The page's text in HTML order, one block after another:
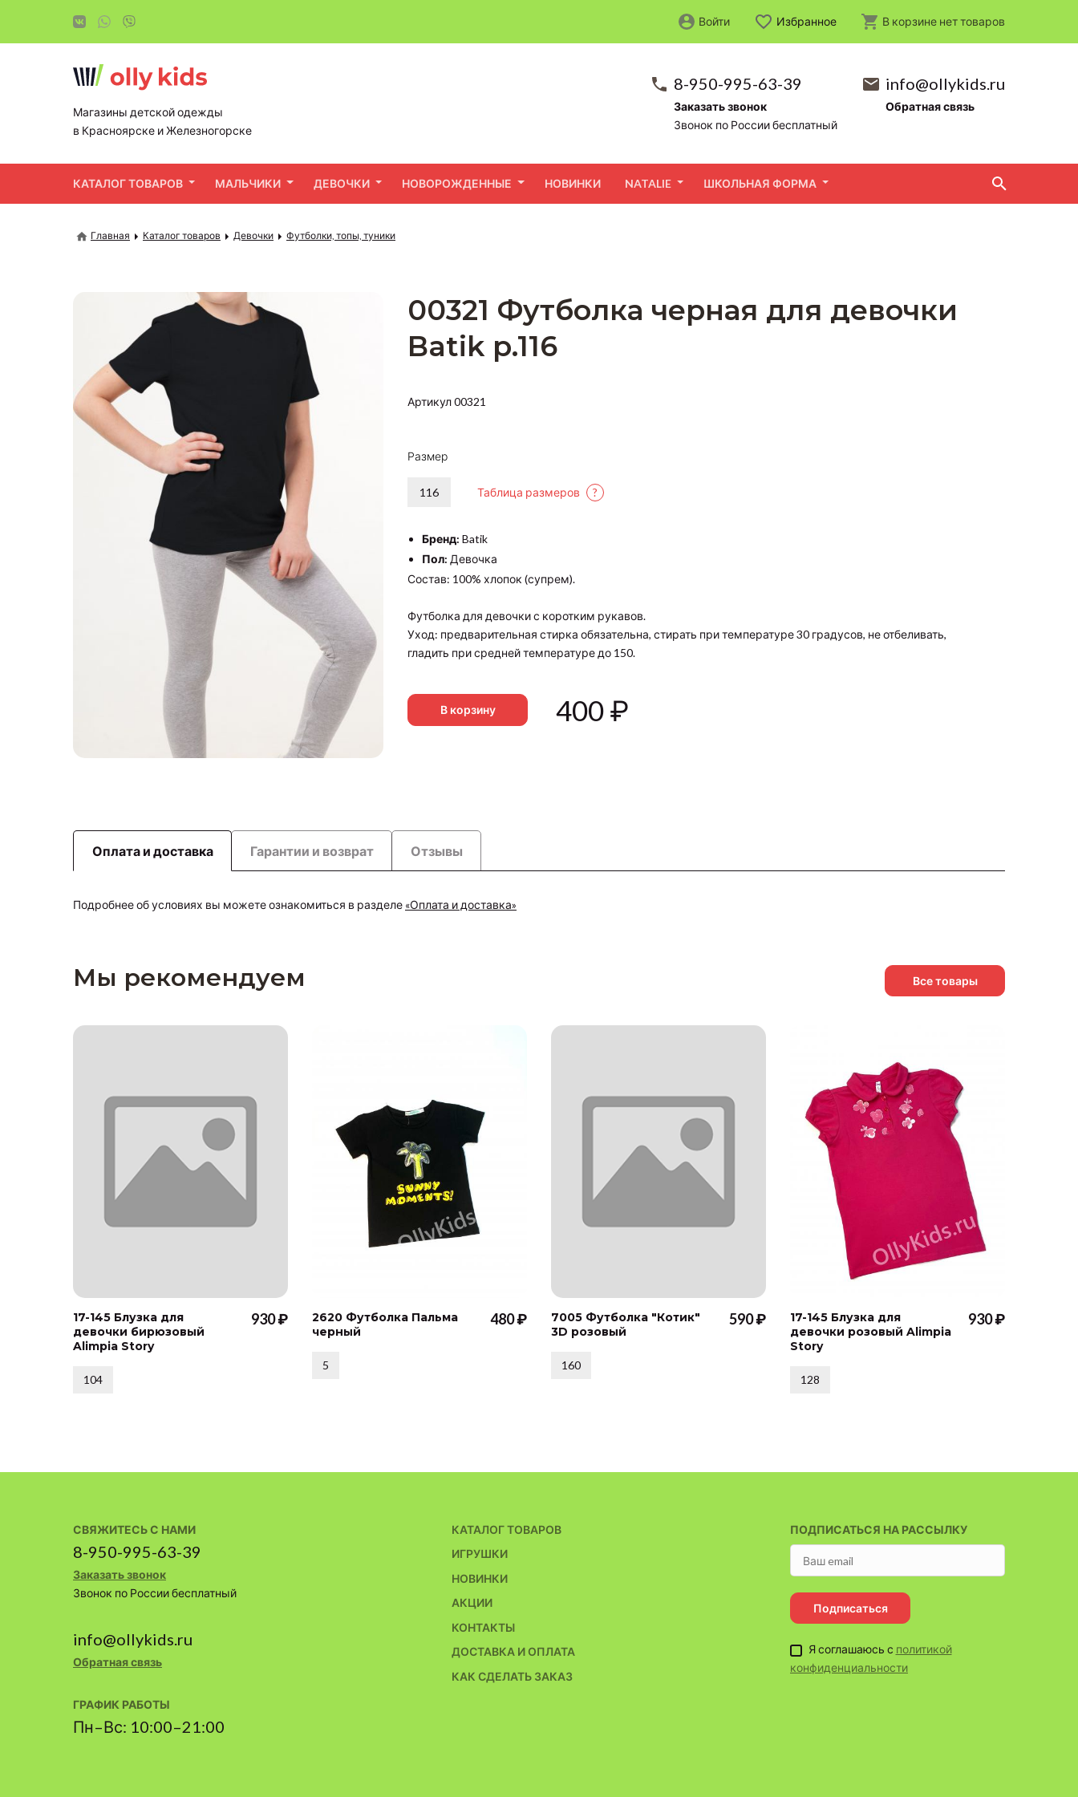
Магазины детской одежды
в Красноярске и Железногорске
8-950-995-63-39
Заказать звонок
Звонок по России бесплатный
info@ollykids.ru
Обратная связь
КАТАЛОГ ТОВАРОВ МАЛЬЧИКИ ДЕВОЧКИ НОВОРОЖДЕННЫЕ НОВИНКИ NATALIE ШКОЛЬНАЯ ФОРМА
Войти Избранное В корзине неттоваров
Главная Каталог товаров Девочки Футболки, топы, туники
00321 Футболка черная для девочки
Batik р.116
Артикул 00321
Размер
116 Таблица размеров ?
Бренд: Batik
Пол: Девочка
Состав: 100% хлопок (супрем).
Футболка для девочки с коротким рукавов.
Уход: предварительная стирка обязательна, стирать при температуре 30 градусов, не отбеливать,
гладить при средней температуре до 150.
В корзину 400₽
Оплата и доставка Гарантии и возврат Отзывы
Подробнее об условиях вы можете ознакомиться в разделе «Оплата и доставка»
Мы рекомендуем Все товары
17-145 Блузка для
девочки бирюзовый
Alimpia Story
930 ₽
104
2620 Футболка Пальма
черный
480 ₽
5
7005 Футболка "Котик"
3D розовый
590 ₽
160
17-145 Блузка для
девочки розовый Alimpia
Story
930 ₽
128
КАТАЛОГ ТОВАРОВ
ИГРУШКИ
НОВИНКИ
АКЦИИ
КОНТАКТЫ
ДОСТАВКА И ОПЛАТА
КАК СДЕЛАТЬ ЗАКАЗ
ПОДПИСАТЬСЯ НА РАССЫЛКУ
Подписаться
Я соглашаюсь с политикой
конфиденциальности
СВЯЖИТЕСЬ С НАМИ
8-950-995-63-39
Заказать звонок
Звонок по России бесплатный
info@ollykids.ru
Обратная связь
ГРАФИК РАБОТЫ
Пн–Вс: 10:00–21:00